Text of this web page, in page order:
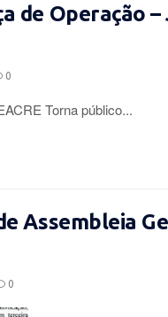
de Operação –
0
Torna público...
Assembleia
0